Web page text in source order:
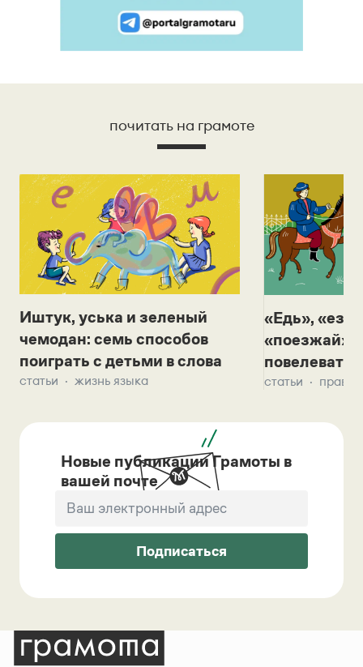
почитать на грамоте
Иштук, уська и зеленый
чемодан: семь способов
поиграть с детьми в слова
статьи жизнь языка
«Едь»,
«поезжай»?
повелевать
статьи
Новые публикации Грамоты в
вашей почте
Подписаться